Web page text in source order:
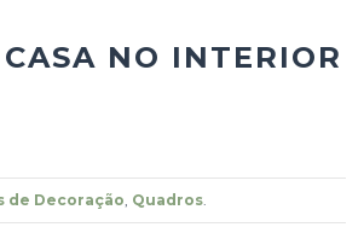
NO INTERIOR
de Decoração Quadros